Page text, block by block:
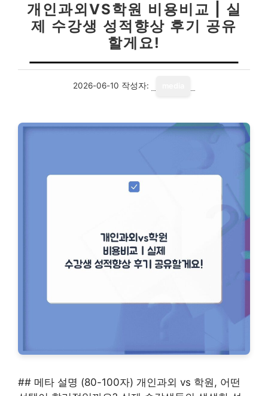
개인과외VS학원 비용비교 | 실
제 수강생 성적향상 후기 공유
할게요!
2026-06-10 작성자:
## 메타 설명 (80-100자) 개인과외 vs 학원, 어떤